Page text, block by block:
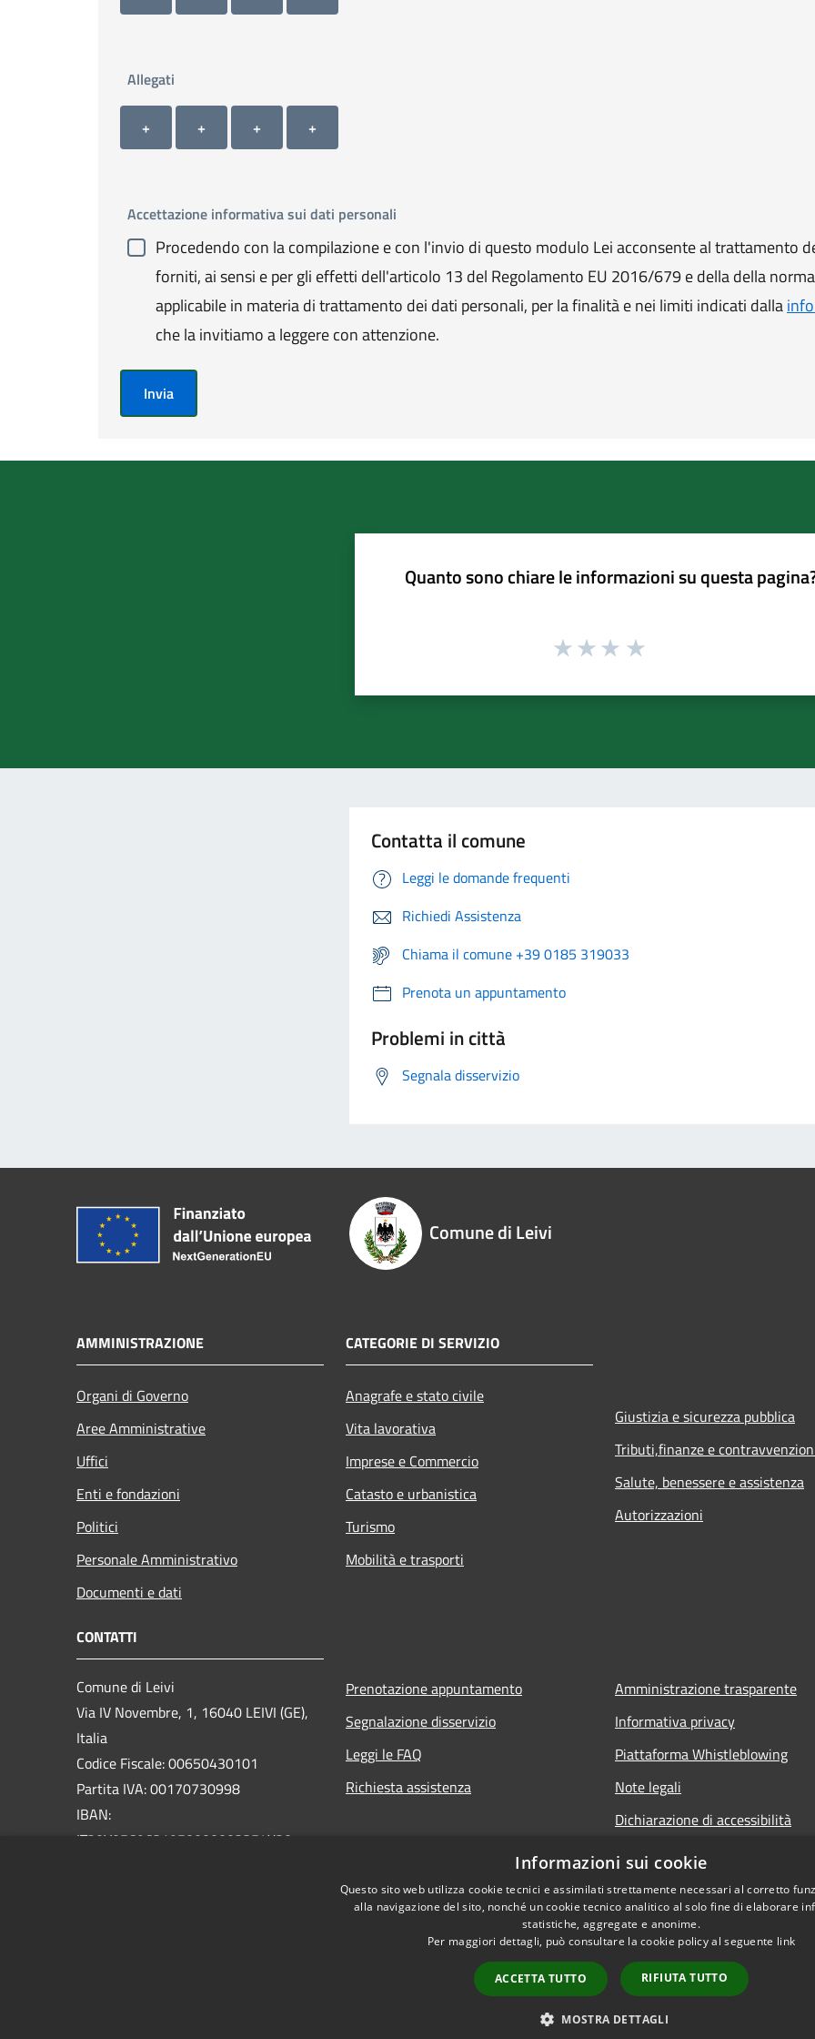
Allegati
Allegato 1
+
Allegato 2
+
Allegato 3
+
Allegato 4
+
Accettazione informativa sui dati personali
Procedendo con la compilazione e con l'invio di questo modulo Lei acconsente al trattamento
forniti, ai sensi e per gli effetti dell'articolo 13 del Regolamento EU 2016/679 e della della
applicabile in materia di trattamento dei dati personali, per la finalità e nei limiti indicati dalla
che la invitiamo a leggere con attenzione.
Invia
Quanto sono chiare le informazioni su questa
Contatta il comune
Leggi le domande frequenti
Richiedi Assistenza
Chiama il comune +39 0185 319033
Prenota un appuntamento
Problemi in città
Segnala disservizio
Comune di Leivi
AMMINISTRAZIONE
Organi di Governo
Aree Amministrative
Uffici
Enti e fondazioni
Politici
Personale Amministrativo
Documenti e dati
CATEGORIE DI SERVIZIO
Anagrafe e stato civile
Vita lavorativa
Imprese e Commercio
Catasto e urbanistica
Turismo
Mobilità e trasporti
Giustizia e sicurezza pubblica
Tributi,finanze e
Salute, benessere e assistenza
Autorizzazioni
CONTATTI
Comune di Leivi
Via IV Novembre, 1, 16040 LEIVI (GE),
Italia
Codice Fiscale: 00650430101
Partita IVA: 00170730998
IBAN:
IT20V0569631950000003354X20
Prenotazione appuntamento
Segnalazione disservizio
Leggi le FAQ
Richiesta assistenza
Amministrazione trasparente
Informativa privacy
Piattaforma Whistleblowing
Note legali
Dichiarazione di accessibilità
Copyright © 2026 •
Informazioni sui cookie
Questo sito web utilizza cookie tecnici e assimilati strettamente necessari al corretto
alla navigazione del sito, nonché un cookie tecnico analitico al solo fine di elaborare
statistiche, aggregate e anonime.
Per maggiori dettagli, può consultare la cookie policy al seguente link
ACCETTA TUTTO RIFIUTA TUTTO
MOSTRA DETTAGLI